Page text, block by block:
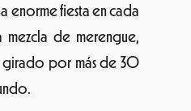
enorme fiesta en cada
mezcla de merengue,
girado por más de 30